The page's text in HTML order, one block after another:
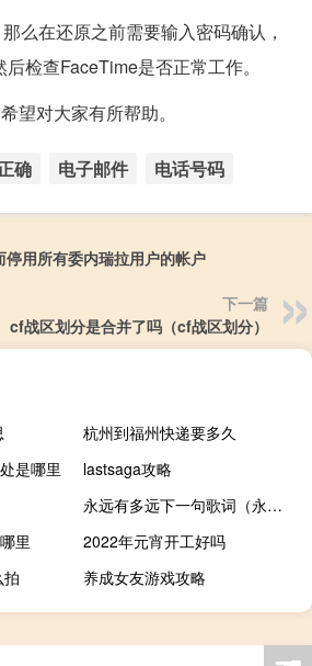
么在还原之前需要输入密码确认，
检查FaceTime是否正常工作。
望对大家有所帮助。
确 电子邮件 电话号码
用所有委内瑞拉用户的帐户
下一篇
cf战区划分是合并了吗（cf战区划分）
杭州到福州快递要多久
是哪里
lastsaga攻略
永远有多远下一句歌词（永远有多远）
里
2022年元宵开工好吗
养成女友游戏攻略